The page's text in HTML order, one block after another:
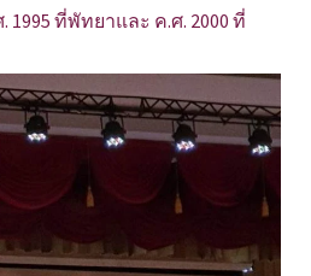
ที่พัทยาและ ค.ศ. 2000 ที่